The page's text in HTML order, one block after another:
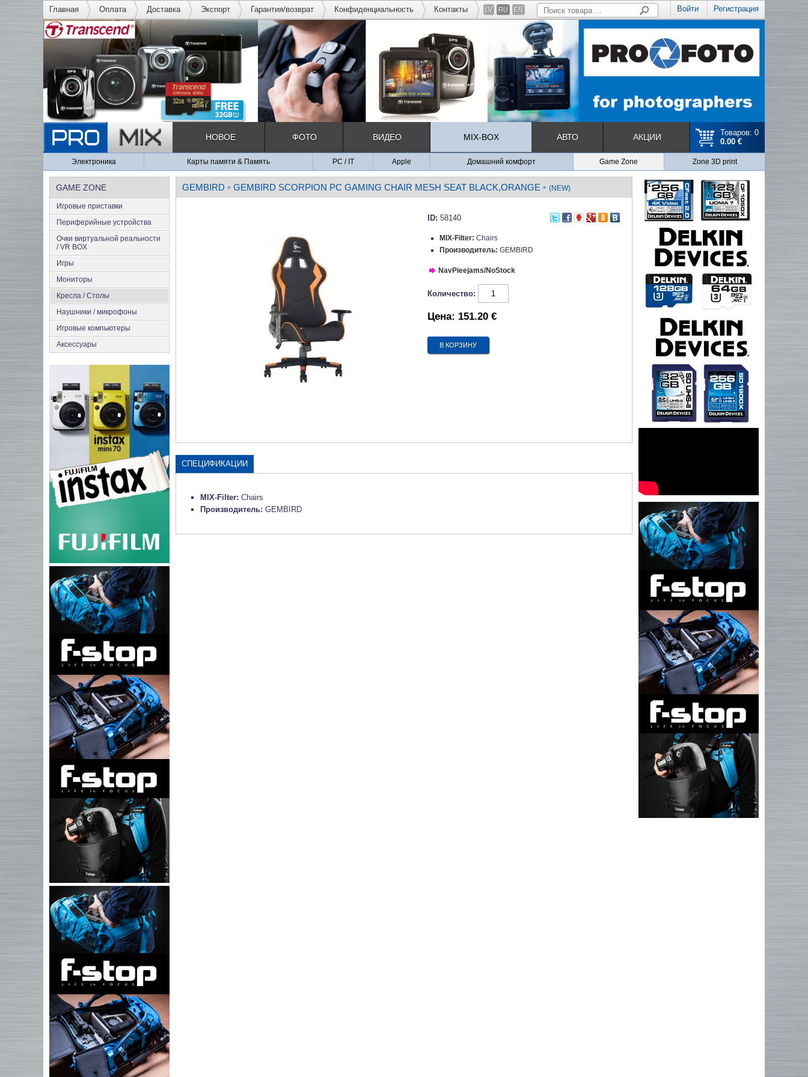
Главная Оплата Доставка Экспорт Гарантия/возврат Конфиденциальность Контакты Войти Регистрация
LV RU EN
Товаров: 0
0.00 €
НОВОЕ ФОТО ВИДЕО MIX-BOX АВТО АКЦИИ
Электроника Карты памяти & Память PC / IT Apple Домашний комфорт Game Zone Zone 3D print
GAME ZONE
Игровые приставки
Периферийные устройства
Очки виртуальной реальности
/ VR BOX
Игры
Мониторы
Кресла / Столы
Наушники / микрофоны
Игровые компьютеры
Аксесcуары
GEMBIRD » GEMBIRD SCORPION PC GAMING CHAIR MESH SEAT BLACK,ORANGE » (NEW)
ID: 58140
MIX-Filter: Chairs
Производитель: GEMBIRD
NavPieejams/NoStock
Количество:
Цена: 151.20 €
СПЕЦИФИКАЦИИ
MIX-Filter: Chairs
Производитель: GEMBIRD